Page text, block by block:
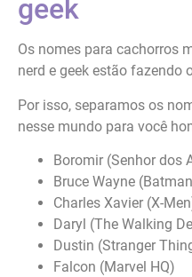
geek
Os nomes para cachorros
nerd e geek estão fazendo
Por isso, separamos os
nesse mundo para você
Boromir (Senhor dos
Bruce Wayne
Charles Xavier (X-
Daryl (The Walking
Dustin (Stranger
Falcon (Marvel HQ)